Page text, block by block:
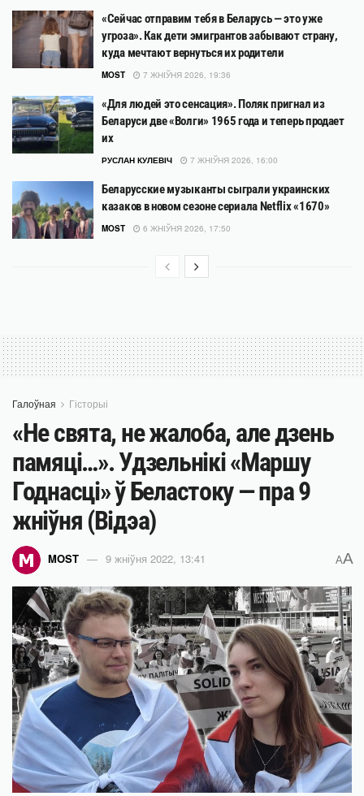
«Сейчас отправим тебя в Беларусь — это уже
угроза». Как дети эмигрантов забывают страну,
куда мечтают вернуться их родители
MOST 7 ЖНІЎНЯ 2026, 19:36
«Для людей это сенсация». Поляк пригнал из
Беларуси две «Волги» 1965 года и теперь продает
их
РУСЛАН КУЛЕВІЧ 7 ЖНІЎНЯ 2026, 16:00
Беларусские музыканты сыграли украинских
казаков в новом сезоне сериала Netflix «1670»
MOST 6 ЖНІЎНЯ 2026, 17:50
Галоўная Гісторыі
«Не свята, не жалоба, але дзень
памяці…». Удзельнікі «Маршу
Годнасці» ў Беластоку — пра 9
жніўня (Відэа)
MOST 9 жніўня 2022, 13:41 AA